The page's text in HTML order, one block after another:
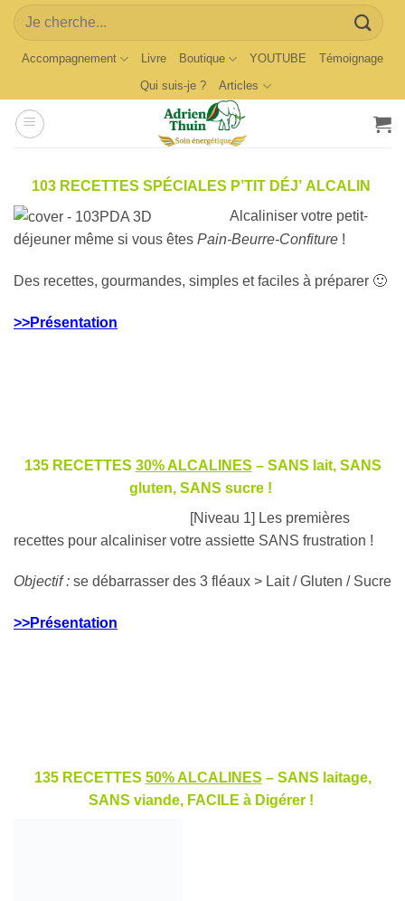
Skip
content
Search
for:
Accompagnement Livre Boutique YOUTUBE
Témoignage
Qui suis-je ?
Articles
103 RECETTES SPÉCIALES P’TIT DÉJ’ ALCALIN
Alcaliniser votre petit-
déjeuner même si vous êtes Pain-Beurre-Confiture !
Des recettes, gourmandes, simples et faciles à préparer 🙂
>>Présentation
135 RECETTES 30% ALCALINES – SANS lait, SANS
gluten, SANS sucre !
[Niveau 1] Les premières
recettes pour alcaliniser votre assiette SANS frustration !
Objectif : se débarrasser des 3 fléaux > Lait / Gluten / Sucre
>>Présentation
135 RECETTES 50% ALCALINES – SANS laitage,
SANS viande, FACILE à Digérer !